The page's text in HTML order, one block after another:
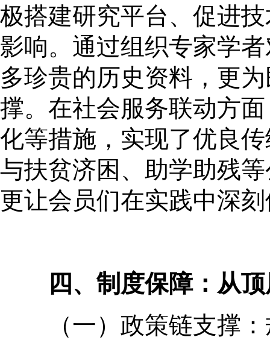
极搭建研究平台、促进
影响。通过组织专家学
多珍贵的历史资料，更
撑。在社会服务联动方
化等措施，实现了优良
与扶贫济困、助学助残
更让会员们在实践中深
四、制度保障：从
（一）政策链支撑：